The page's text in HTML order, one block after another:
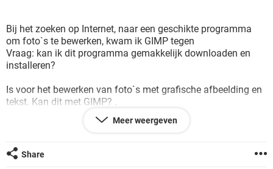
TIKTOK
GRATIS SNAPCHAT
TIKTOK
Bij het zoeken op Internet, naar een geschikte programma
om foto`s te bewerken, kwam ik GIMP tegen
Vraag: kan ik dit programma gemakkelijk downloaden en
installeren?
Is voor het bewerken van foto`s met grafische afbeelding en
tekst. Kan dit met GIMP? .
Hans
Meer weergeven
Share